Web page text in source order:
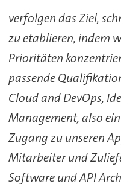
verfolgen das Ziel,
zu etablieren, indem
Prioritäten
passende
Cloud and DevOps,
Management, also
Zugang zu unseren
Mitarbeiter und
Software und API